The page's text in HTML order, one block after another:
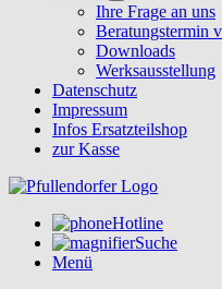
Ihre Frage an uns
Beratungstermin
Downloads
Werksausstellung
Datenschutz
Impressum
Infos Ersatzteilshop
zur Kasse
Hotline
Suche
Menü